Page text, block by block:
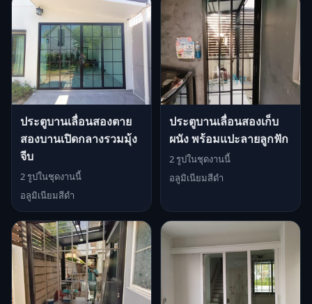
ประตูบานเลื่อนสองตาย
สองบานเปิดกลางรวมมุ้ง
จีบ
2 รูปในชุดงานนี้
อลูมิเนียมสีดำ
ประตูบานเลื่อนสองเก็บ
ผนัง พร้อมแปะลายลูกฟัก
2 รูปในชุดงานนี้
อลูมิเนียมสีดำ